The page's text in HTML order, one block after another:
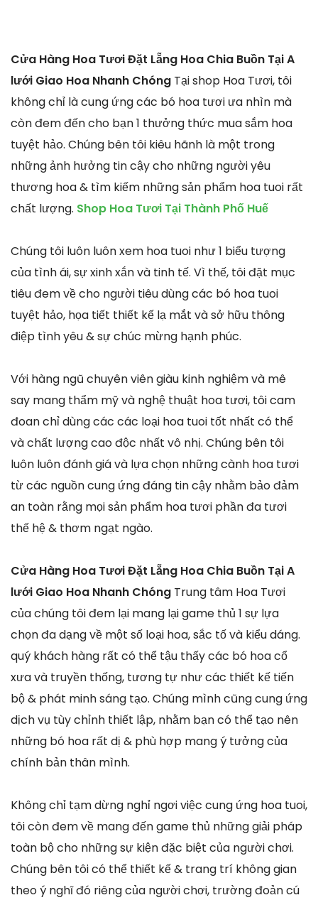
Cửa Hàng Hoa Tươi Đặt Lẵng Hoa Chia Buồn Tại A
lưới Giao Hoa Nhanh Chóng Tại shop Hoa Tươi, tôi
không chỉ là cung ứng các bó hoa tươi ưa nhìn mà
còn đem đến cho bạn 1 thưởng thức mua sắm hoa
tuyệt hảo. Chúng bên tôi kiêu hãnh là một trong
những ảnh hưởng tin cậy cho những người yêu
thương hoa & tìm kiếm những sản phẩm hoa tuoi rất
chất lượng. Shop Hoa Tươi Tại Thành Phố Huế
Chúng tôi luôn luôn xem hoa tuoi như 1 biểu tượng
của tình ái, sự xinh xắn và tinh tế. Vì thế, tôi đặt mục
tiêu đem về cho người tiêu dùng các bó hoa tuoi
tuyệt hảo, họa tiết thiết kế lạ mắt và sở hữu thông
điệp tình yêu & sự chúc mừng hạnh phúc.
Với hàng ngũ chuyên viên giàu kinh nghiệm và mê
say mang thẩm mỹ và nghệ thuật hoa tươi, tôi cam
đoan chỉ dùng các các loại hoa tuoi tốt nhất có thể
và chất lượng cao độc nhất vô nhị. Chúng bên tôi
luôn luôn đánh giá và lựa chọn những cành hoa tươi
từ các nguồn cung ứng đáng tin cậy nhằm bảo đảm
an toàn rằng mọi sản phẩm hoa tươi phần đa tươi
thế hệ & thơm ngạt ngào.
Cửa Hàng Hoa Tươi Đặt Lẵng Hoa Chia Buồn Tại A
lưới Giao Hoa Nhanh Chóng Trung tâm Hoa Tươi
của chúng tôi đem lại mang lại game thủ 1 sự lựa
chọn đa dạng về một số loại hoa, sắc tố và kiểu dáng.
quý khách hàng rất có thể tậu thấy các bó hoa cổ
xưa và truyền thống, tương tự như các thiết kế tiến
bộ & phát minh sáng tạo. Chúng mình cũng cung ứng
dịch vụ tùy chỉnh thiết lập, nhằm bạn có thể tạo nên
những bó hoa rất dị & phù hợp mang ý tưởng của
chính bản thân mình.
Không chỉ tạm dừng nghỉ ngơi việc cung ứng hoa tuoi,
tôi còn đem về mang đến game thủ những giải pháp
toàn bộ cho những sự kiện đặc biệt của người chơi.
Chúng bên tôi có thể thiết kế & trang trí không gian
theo ý nghĩ đó riêng của người chơi, trường đoản cú